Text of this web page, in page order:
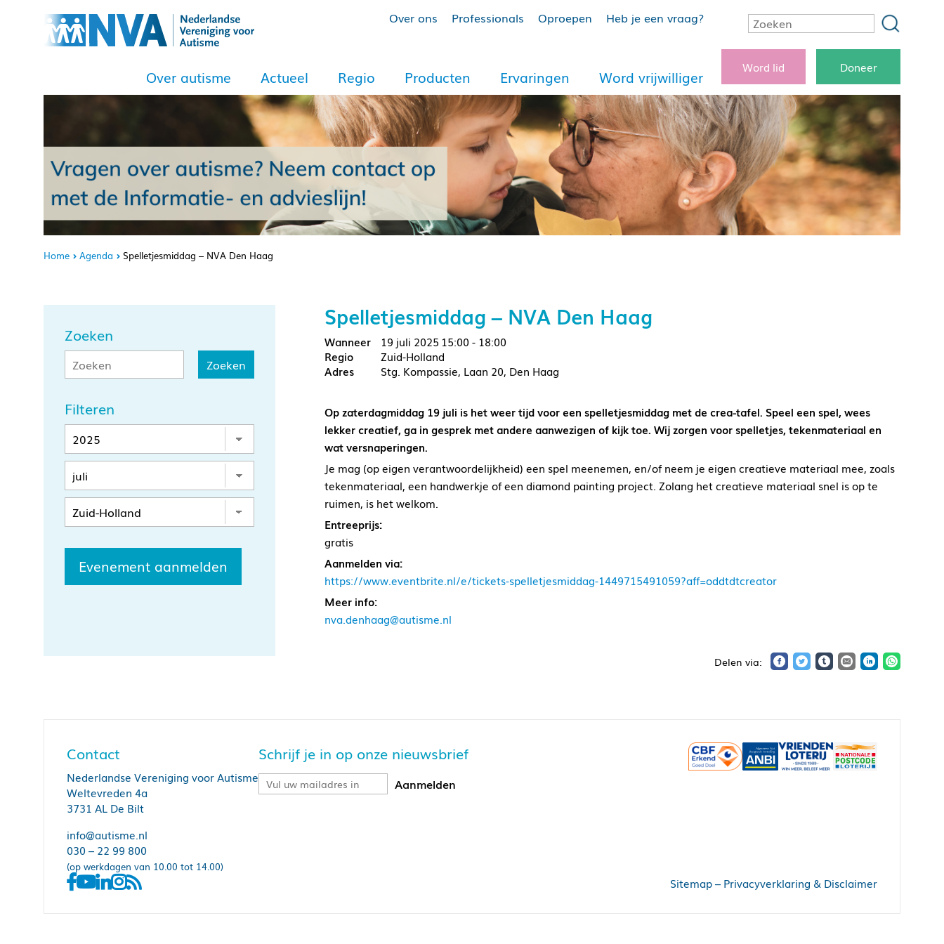
Over ons Professionals Oproepen Heb je een vraag?
Over autisme Actueel Regio Producten Ervaringen Word vrijwilliger
Word lid Doneer
Home Agenda Spelletjesmiddag – NVA Den Haag
Zoeken
Filteren
Evenement aanmelden
Spelletjesmiddag – NVA Den Haag
19 juli 2025 15:00 - 18:00
Zuid-Holland
Stg. Kompassie, Laan 20, Den Haag
Op zaterdagmiddag 19 juli is het weer tijd voor een spelletjesmiddag met de crea-tafel. Speel een spel, wees
lekker creatief, ga in gesprek met andere aanwezigen of kijk toe. Wij zorgen voor spelletjes, tekenmateriaal en
wat versnaperingen.
Je mag (op eigen verantwoordelijkheid) een spel meenemen, en/of neem je eigen creatieve materiaal mee, zoals
tekenmateriaal, een handwerkje of een diamond painting project. Zolang het creatieve materiaal snel is op te
ruimen, is het welkom.
Entreeprijs:
gratis
Aanmelden via:
https://www.eventbrite.nl/e/tickets-spelletjesmiddag-1449715491059?aff=oddtdtcreator
Meer info:
nva.denhaag@autisme.nl
Contact
Nederlandse Vereniging voor Autisme
Weltevreden 4a
3731 AL De Bilt
info@autisme.nl
030 – 22 99 800
(op werkdagen van 10.00 tot 14.00)
Schrijf je in op onze nieuwsbrief
Sitemap– Privacyverklaring & Disclaimer